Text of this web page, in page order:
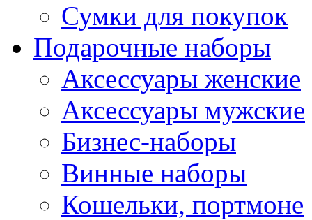
Сумки для покупок
Подарочные наборы
Аксессуары женские
Аксессуары мужские
Бизнес-наборы
Винные наборы
Кошельки, портмоне